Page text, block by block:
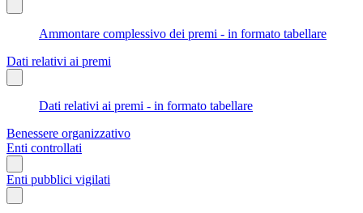
Ammontare complessivo dei premi - in formato tabellare
Dati relativi ai premi
Dati relativi ai premi - in formato tabellare
Benessere organizzativo
Enti controllati
Enti pubblici vigilati